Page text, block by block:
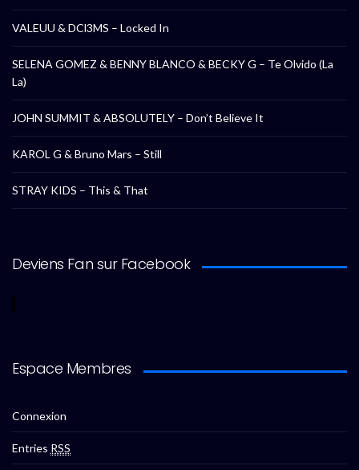
VALEUU & DCl3MS – Locked In
SELENA GOMEZ & BENNY BLANCO & BECKY G – Te Olvido (La
La)
JOHN SUMMIT & ABSOLUTELY – Don’t Believe It
KAROL G & Bruno Mars – Still
STRAY KIDS – This & That
Deviens Fan sur Facebook
Espace Membres
Connexion
Entries RSS